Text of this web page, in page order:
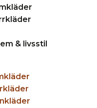
& livsstil